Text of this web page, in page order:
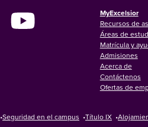
MyExcelsior
Recursos de
Áreas de
Matrícula y
Admisiones
Acerca de
Contáctenos
Ofertas de
•Seguridad en el campus •Título IX •